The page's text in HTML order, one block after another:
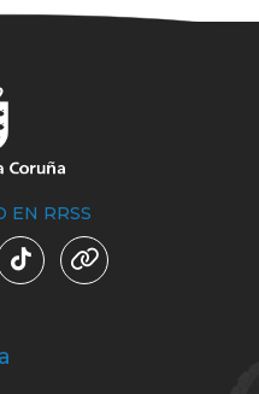
EN RRSS